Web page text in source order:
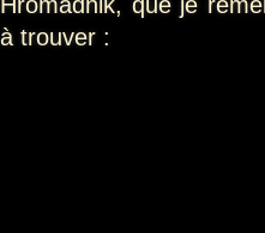
à trouver :